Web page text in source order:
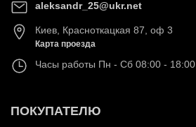
aleksandr_25@ukr.net
Киев Красноткацкая 87, оф 3
Карта проезда
Часы работы Пн - Сб 08:00 - 18:00
ПОКУПАТЕЛЮ